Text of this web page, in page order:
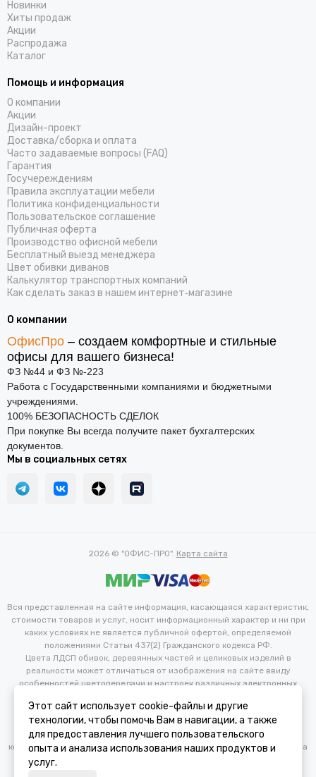
Новинки
Хиты продаж
Акции
Распродажа
Каталог
Помощь и информация
О компании
Акции
Дизайн-проект
Доставка/cборка и оплата
Часто задаваемые вопросы (FAQ)
Гарантия
Госучереждениям
Правила эксплуатации мебели
Политика конфиденциальности
Пользовательское соглашение
Публичная оферта
Производство офисной мебели
Бесплатный выезд менеджера
Цвет обивки диванов
Калькулятор транспортных компаний
Как сделать заказ в нашем интернет‑магазине
О компании
ОфисПро – создаем комфортные и стильные
офисы для вашего бизнеса!
ФЗ №44 и ФЗ №-223
Работа с Государственными компаниями и бюджетными
учреждениями.
100% БЕЗОПАСНОСТЬ СДЕЛОК
При покупке Вы всегда получите пакет бухгалтерских
документов.
Мы в социальных сетях
2026 © "ОФИС-ПРО". Карта сайта
Вся представленная на сайте информация, касающаяся характеристик,
стоимости товаров и услуг, носит информационный характер и ни при
каких условиях не является публичной офертой, определяемой
положениями Статьи 437(2) Гражданского кодекса РФ.
Цвета ЛДСП обивок, деревянных частей и целиковых изделий в
реальности может отличаться от изображения на сайте ввиду
особенностей цветопередачи и настроек различных электронных
изменения в технические и иные характеристики изделий для
улучшения их эксплуатационных и технических параметров без
предварительного уведомления потребителя. Изменение
конфигурации продукта не является основанием для возврата/обмена
Этот сайт использует cookie-файлы и другие
технологии, чтобы помочь Вам в навигации, а также
для предоставления лучшего пользовательского
опыта и анализа использования наших продуктов и
услуг.